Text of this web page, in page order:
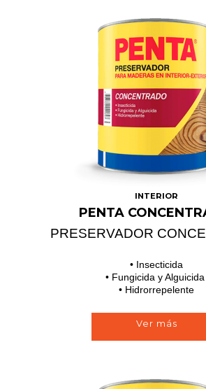
INTERIOR
PENTA
PRESERVADOR
• Insecticida
• Fungicida y Alguicida
• Hidrorrepelente
Ver más